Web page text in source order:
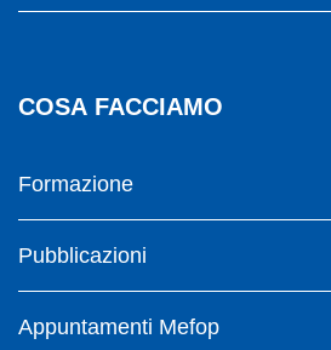
COSA FACCIAMO
Formazione
Pubblicazioni
Appuntamenti Mefop